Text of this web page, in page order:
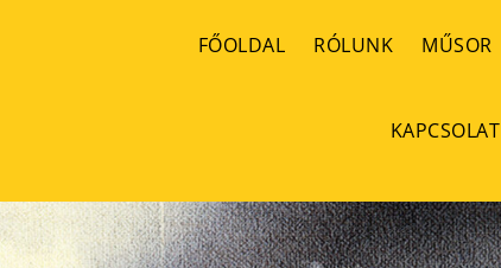
FŐOLDAL RÓLUNK MŰSOR
KAPCSOLAT